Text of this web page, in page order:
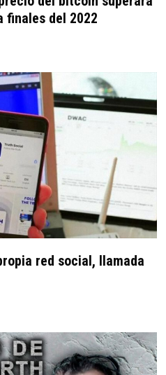
finales del 2022
red social, llamada